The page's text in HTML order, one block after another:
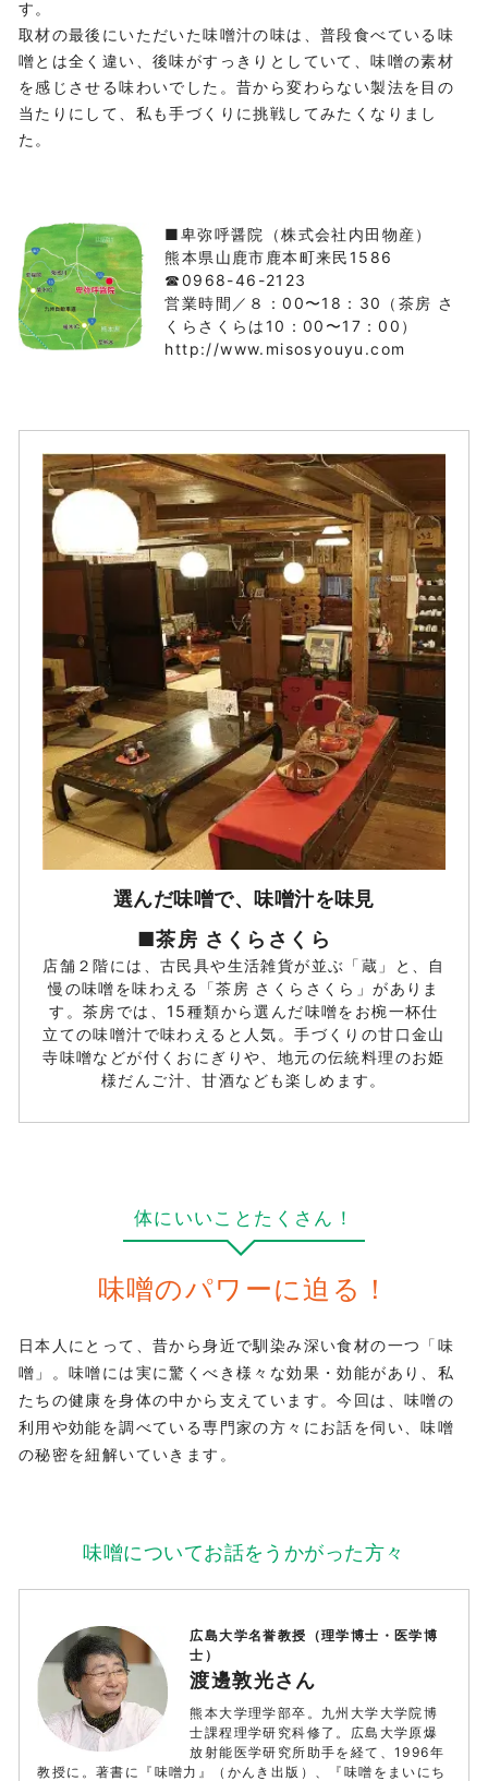
す。
取材の最後にいただいた味噌汁の味は、普段食べている味
噌とは全く違い、後味がすっきりとしていて、味噌の素材
を感じさせる味わいでした。昔から変わらない製法を目の
当たりにして、私も手づくりに挑戦してみたくなりまし
た。
■卑弥呼醤院（株式会社内田物産）
熊本県山鹿市鹿本町来民1586
☎0968-46-2123
営業時間／８：00〜18：30（茶房 さ
くらさくらは10：00〜17：00）
http://www.misosyouyu.com
選んだ味噌で、味噌汁を味見
■茶房 さくらさくら
店舗２階には、古民具や生活雑貨が並ぶ「蔵」と、自
慢の味噌を味わえる「茶房 さくらさくら」がありま
す。茶房では、15種類から選んだ味噌をお椀一杯仕
立ての味噌汁で味わえると人気。手づくりの甘口金山
寺味噌などが付くおにぎりや、地元の伝統料理のお姫
様だんご汁、甘酒なども楽しめます。
体にいいことたくさん！
味噌のパワーに迫る！
日本人にとって、昔から身近で馴染み深い食材の一つ「味
噌」。味噌には実に驚くべき様々な効果・効能があり、私
たちの健康を身体の中から支えています。今回は、味噌の
利用や効能を調べている専門家の方々にお話を伺い、味噌
の秘密を紐解いていきます。
味噌についてお話をうかがった方々
広島大学名誉教授（理学博士・医学博
士）
渡邊敦光さん
熊本大学理学部卒。九州大学大学院博
士課程理学研究科修了。広島大学原爆
放射能医学研究所助手を経て、1996年
教授に。著書に『味噌力』（かんき出版）、『味噌をまいにち